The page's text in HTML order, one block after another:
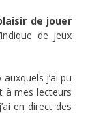
de jouer
de jeux
j’ai pu
à mes lecteurs
en direct des